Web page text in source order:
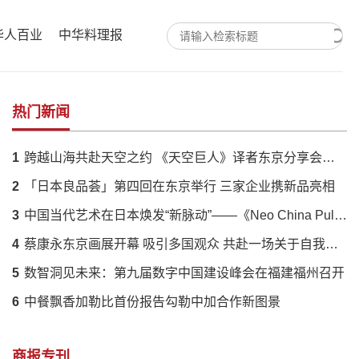
人百业 中华料理报
热门新闻
1 跨越山海共赴天空之约 《天空巨人》译者东京分享会落幕 解码蔡国强火药艺术与中日文化羁绊
2 「日本良品荟」第四回在东京举行 三家企业携新品亮相
3 中国当代艺术在日本焕发“新脉动”——《Neo China Pulse》展呈现传统与创新的时代对话
4 蔡康永东京画展开幕 吸引多国观众 共赴一场关于自我的对话
5 数智洞见未来：第九届数字中国建设峰会在福建福州召开
6 中餐飘香加勒比首份报告勾勒中加合作新图景